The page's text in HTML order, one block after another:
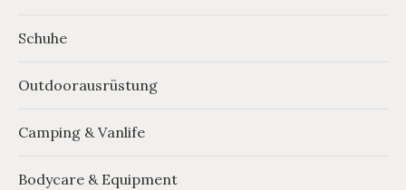
Schuhe
Outdoorausrüstung
Camping & Vanlife
Bodycare & Equipment